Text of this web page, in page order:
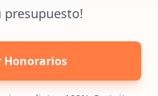
presupuesto!
Honorarios